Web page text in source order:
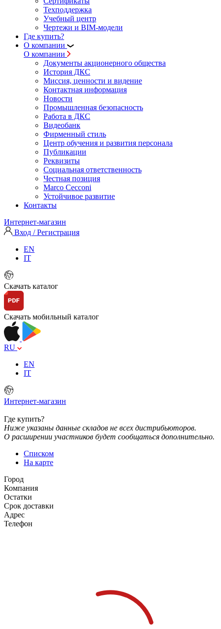
Техподдержка
Учебный центр
Чертежи и BIM-модели
Где купить?
О компании
О компании
Документы акционерного общества
История ДКС
Миссия, ценности и видение
Контактная информация
Новости
Промышленная безопасность
Работа в ДКС
Видеобанк
Фирменный стиль
Центр обучения и развития персонала
Публикации
Реквизиты
Социальная ответственность
Честная позиция
Marco Cecconi
Устойчивое развитие
Контакты
Интернет-магазин
Вход / Регистрация
EN
IT
Скачать каталог
Скачать мобильный каталог
RU
EN
IT
Интернет-магазин
Где купить?
Ниже указаны данные складов не всех дистрибьюторов.
О расширении участников будет сообщаться дополнительно.
Списком
На карте
Город
Компания
Остатки
Срок доставки
Адрес
Телефон